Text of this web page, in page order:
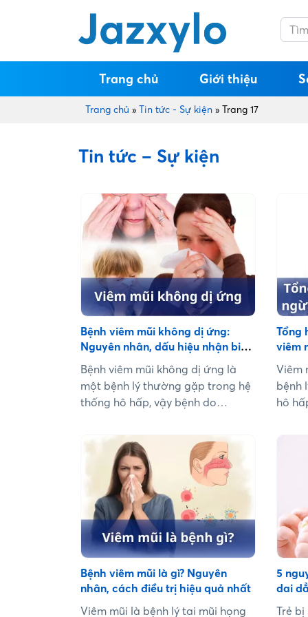
Trang chủ Giới thiệu
Trang chủ » Tin tức - Sự kiện » Trang 17
Tin tức – Sự kiện
Bệnh viêm mũi không dị ứng:
Nguyên nhân, dấu hiệu nhận biết,
Bệnh viêm mũi không dị ứng là
một bệnh lý thường gặp trong hệ
thống hô hấp, vậy bệnh do
biết và cách điều trị như thế
Tổng
viêm
Viêm
bệnh
hô
Bệnh viêm mũi là gì? Nguyên
nhân, cách điều trị hiệu quả nhất
Viêm mũi là bệnh lý tai mũi họng
5
dai
Trẻ